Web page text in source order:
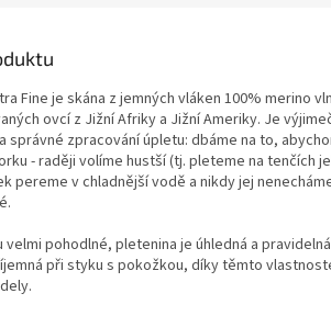
Fine je skána z jemných vláken 100% merino
ovcí z Jižní Afriky a Jižní Ameriky. Je
správné zpracování úpletu: dbáme na to,
- raději volíme hustší (tj. pleteme na tenčích
pereme v chladnější vodě a nikdy jej
pohodlné, pletenina je úhledná a
při styku s pokožkou, díky těmto